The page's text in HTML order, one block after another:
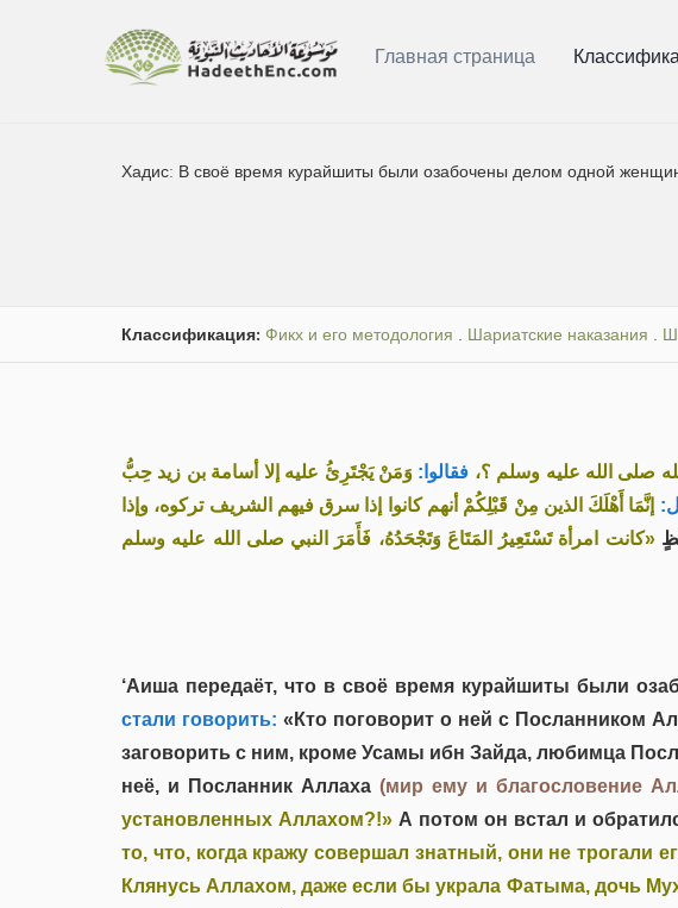
Главная страница
Хадис: В своё время курайшиты были озабочены делом одной
Классификация: Фикх и его методология . Шариатские наказания .
صلى الله عليه وسلم ؟، فقالوا: وَمَنْ يَجْتَرِئُ عليه إلا أسامة بن زيد حِبُّ
إنَّمَا أَهْلَكَ الذين مِنْ قَبْلِكُمْ أنهم كانوا إذا سرق فيهم الشريف تركوه، وإذا
«كانت امرأة تَسْتَعِيرُ المَتَاعَ وَتَجْحَدُهُ، فَأَمَرَ النبي صلى الله عليه وسلم
‘Аиша передаёт, что в своё время курайшиты были
стали говорить: «Кто поговорит о ней с Посланником
заговорить с ним, кроме Усамы ибн Зайда, любимца
неё, и Посланник Аллаха (мир ему и благословение
установленных Аллахом?!» А потом он встал и
то, что, когда кражу совершал знатный, они не трогали
Клянусь Аллахом, даже если бы украла Фатыма, дочь